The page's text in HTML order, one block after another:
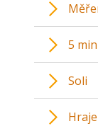
5
Soli